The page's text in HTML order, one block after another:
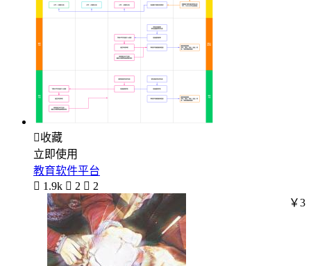
收藏
立即使用
教育软件平台
 1.9k  2  2
￥3